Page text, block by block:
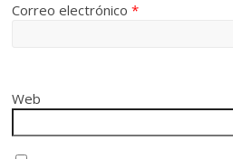
Correo electrónico*
Web